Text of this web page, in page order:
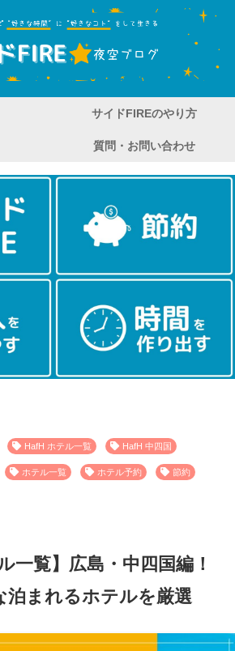
サイドFIREのやり方
質問・お問い合わせ
HafH ホテル一覧 HafH 中四国
ホテル一覧 ホテル予約 節約
一覧】広島・中四国編！
泊まれるホテルを厳選